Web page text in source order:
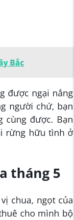
Bắc
được ngại nắng
người chứ, bạn
cùng được. Bạn
rừng hữu tình ở
tháng 5
chua, ngọt của
cho mình bộ